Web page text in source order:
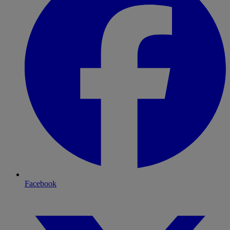
Facebook